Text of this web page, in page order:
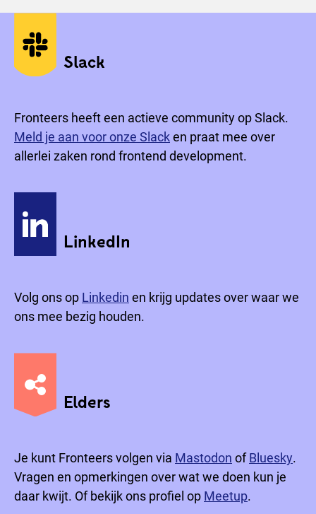
Sociale media
Slack
Fronteers heeft een actieve community op Slack.
Meld je aan voor onze Slacken praat mee over
allerlei zaken rond frontend development.
LinkedIn
Volg ons op Linkedin en krijg updates over waar we
ons mee bezig houden.
Elders
Je kunt Fronteers volgen via Mastodon ofBluesky.
Vragen en opmerkingen over wat we doen kun je
daar kwijt. Of bekijk ons profiel op Meetup.